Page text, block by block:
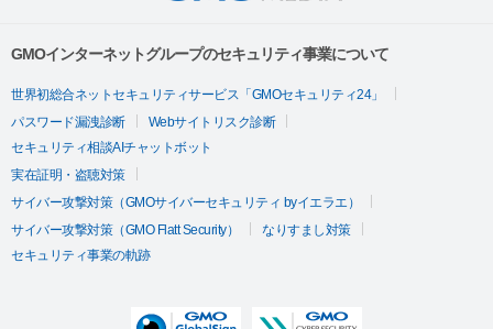
GMOインターネットグループのセキュリティ事業について
世界初総合ネットセキュリティサービス「GMOセキュリティ24」
パスワード漏洩診断
Webサイトリスク診断
セキュリティ相談AIチャットボット
実在証明・盗聴対策
サイバー攻撃対策（GMOサイバーセキュリティ byイエラエ）
サイバー攻撃対策（GMO Flatt Security）
なりすまし対策
セキュリティ事業の軌跡